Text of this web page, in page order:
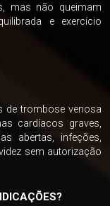
mas não queimam
e exercício
de trombose venosa
cardíacos graves,
abertas, infeções,
sem autorização